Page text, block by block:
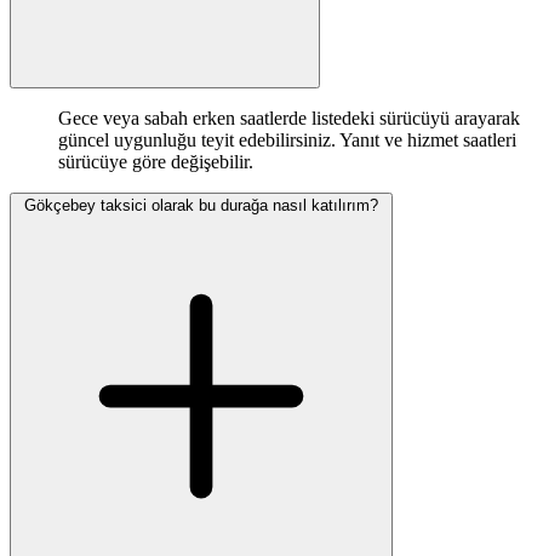
Gece veya sabah erken saatlerde listedeki sürücüyü arayarak
güncel uygunluğu teyit edebilirsiniz. Yanıt ve hizmet saatleri
sürücüye göre değişebilir.
Gökçebey taksici olarak bu durağa nasıl katılırım?